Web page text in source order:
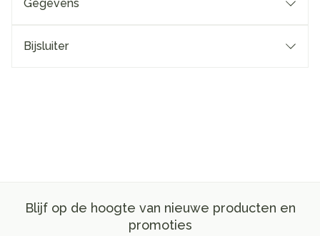
Gegevens
Bijsluiter
Blijf op de hoogte van nieuwe producten en
promoties